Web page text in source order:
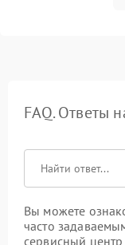
FAQ. Ответы
Вы можете
часто
сервисный